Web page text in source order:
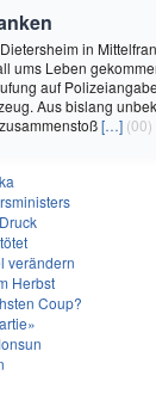
in
ums Leben
auf
Aus bislang
[…] (00)
verändern
Herbst
Coup?